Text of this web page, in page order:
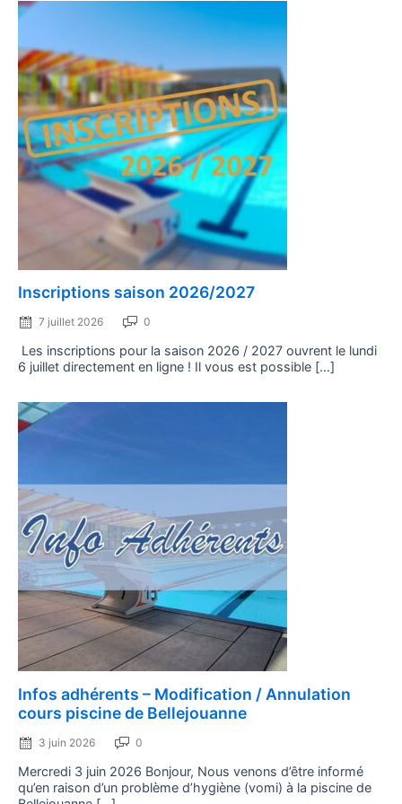
Inscriptions saison 2026/2027
on
7 juillet 2026 0
Les inscriptions pour la saison 2026 / 2027 ouvrent le lundi
6 juillet directement en ligne ! Il vous est possible […]
Infos adhérents – Modification / Annulation
cours piscine de Bellejouanne
on
3 juin 2026 0
Mercredi 3 juin 2026 Bonjour, Nous venons d’être informé
qu’en raison d’un problème d’hygiène (vomi) à la piscine de